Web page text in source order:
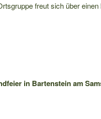
freut sich über einen
in Bartenstein am